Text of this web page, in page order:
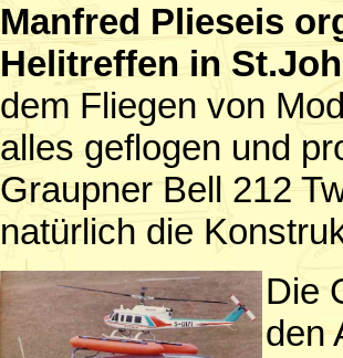
Manfred Plieseis
Helitreffen in
dem Fliegen von
alles geflogen und
Graupner Bell 212
natürlich die
Die
den